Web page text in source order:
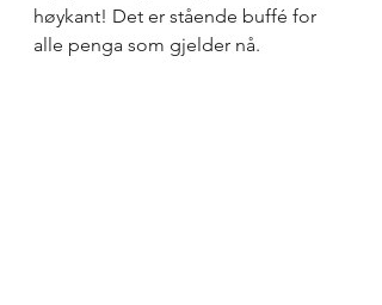
høykant! Det er stående buffé for
alle penga som gjelder nå.